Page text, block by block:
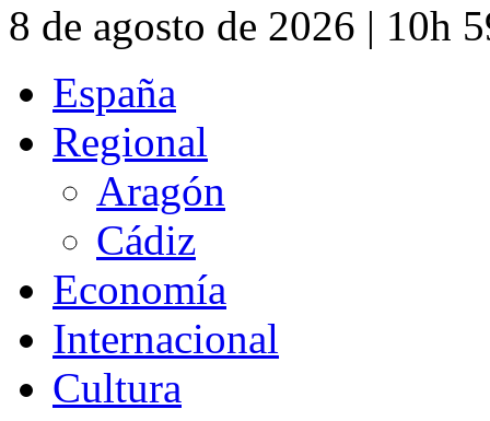
8 de agosto de 2026 | 10h
España
Regional
Aragón
Cádiz
Economía
Internacional
Cultura